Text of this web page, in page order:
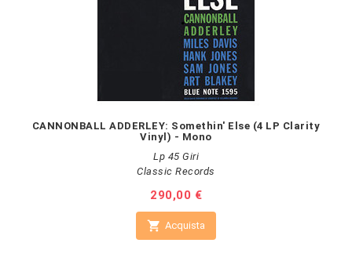
CANNONBALL ADDERLEY: Somethin' Else (4 LP Clarity
Vinyl) - Mono
Lp 45 Giri
Classic Records
Prezzo
290,00 €
 Acquista